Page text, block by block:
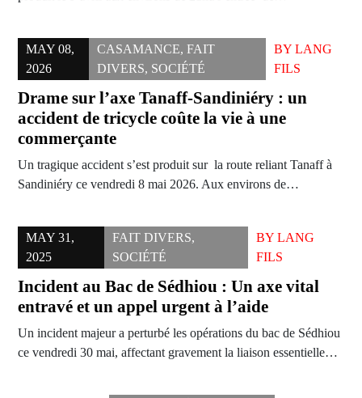
MAY 08,
2026
CASAMANCE, FAIT
DIVERS, SOCIÉTÉ
BYLANG
FILS
Drame sur l’axe Tanaff-Sandiniéry : un
accident de tricycle coûte la vie à une
commerçante
Un tragique accident s’est produit sur la route reliant Tanaff à
Sandiniéry ce vendredi 8 mai 2026. Aux environs de…
MAY 31,
2025
FAIT DIVERS,
SOCIÉTÉ
BY LANG
FILS
Incident au Bac de Sédhiou : Un axe vital
entravé et un appel urgent à l’aide
Un incident majeur a perturbé les opérations du bac de Sédhiou
ce vendredi 30 mai, affectant gravement la liaison essentielle…